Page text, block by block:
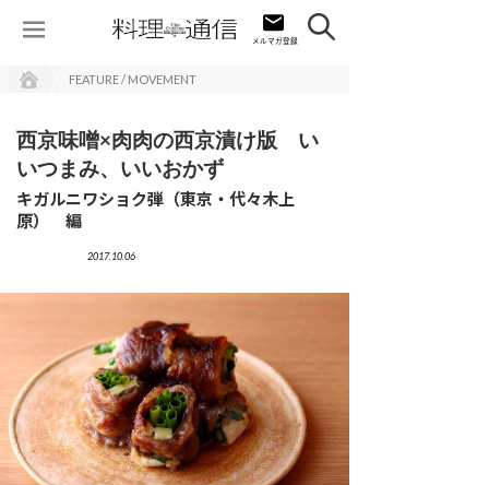
FEATURE / MOVEMENT
西京味噌×肉肉の西京漬け版 い
いつまみ、いいおかず
キガルニワショク弾（東京・代々木上
原） 編
2017.10.06